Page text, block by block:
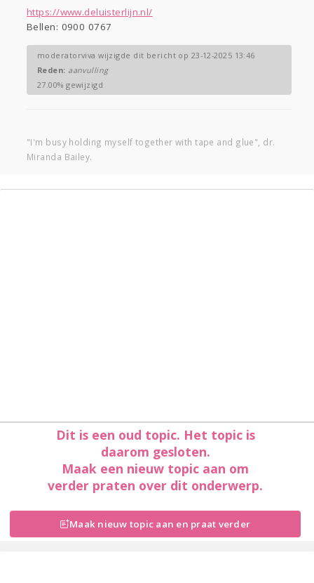
https://www.deluisterlijn.nl/
Bellen: 0900 0767
moderatorviva wijzigde dit bericht op 23-12-2025 13:46
Reden: aanvulling
27.00% gewijzigd
"I'm busy holding myself together with tape and glue", dr.
Miranda Bailey.
Dit is een oud topic. Het topic is
daarom gesloten.
Maak een nieuw topic aan om
verder praten over dit onderwerp.
Maak nieuw topic aan en praat verder